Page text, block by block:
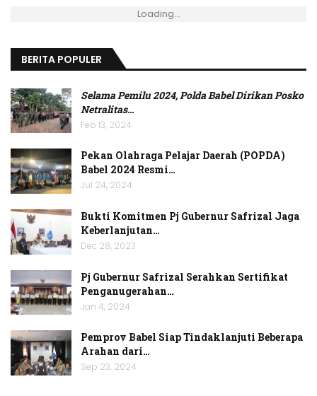
Loading...
BERITA POPULER
Selama Pemilu 2024, Polda Babel Dirikan Posko
Netralitas…
Feb 13, 2024
Pekan Olahraga Pelajar Daerah (POPDA)
Babel 2024 Resmi…
Jul 24, 2024
Bukti Komitmen Pj Gubernur Safrizal Jaga
Keberlanjutan…
Dec 28, 2023
Pj Gubernur Safrizal Serahkan Sertifikat
Penganugerahan…
Jan 4, 2024
Pemprov Babel Siap Tindaklanjuti Beberapa
Arahan dari…
Sep 23, 2024